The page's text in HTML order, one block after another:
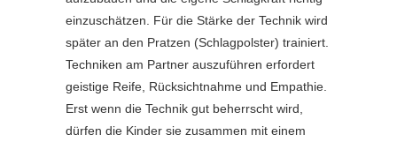
einzuschätzen. Für die Stärke der Technik wird
später an den Pratzen (Schlagpolster) trainiert.
Techniken am Partner auszuführen erfordert
geistige Reife, Rücksichtnahme und Empathie.
Erst wenn die Technik gut beherrscht wird,
dürfen die Kinder sie zusammen mit einem